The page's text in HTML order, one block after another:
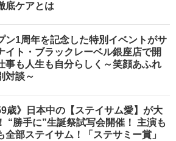
底ケアとは
ン1周年を記念した特別イベントがサ
イト・ブラックレーベル銀座店で開
も人生も自分らしく～笑顔あふれ
対談～
歳》日本中の【ステイサム愛】が大
“勝手に”生誕祭試写会開催！ 主演も
全部ステイサム！「ステサミー賞」